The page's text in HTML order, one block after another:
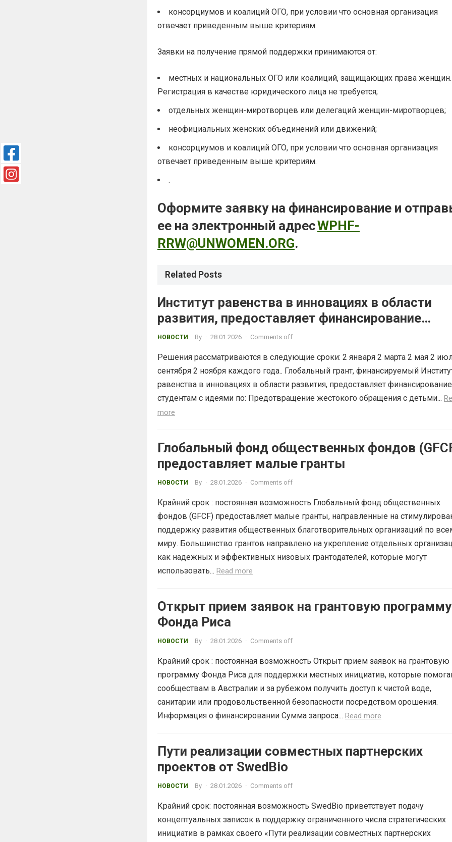
консорциумов и коалиций ОГО, при условии что основная организация
отвечает приведенным выше критериям.
Заявки на получение прямой поддержки принимаются от:
местных и национальных ОГО или коалиций, защищающих права женщин.
Регистрация в качестве юридического лица не требуется;
отдельных женщин-миротворцев или делегаций женщин-миротворцев;
неофициальных женских объединений или движений;
консорциумов и коалиций ОГО, при условии что основная организация
отвечает приведенным выше критериям.
.
Оформите заявку на финансирование и
ее на электронный адресWPHF-
RRW@UNWOMEN.ORG.
Related Posts
Институт равенства в инновациях в области
развития, предоставляет финансирование
студентам
НОВОСТИ By · 28.01.2026 · Comments off
Решения рассматриваются в следующие сроки: 2 января 2 марта 2 мая 2
сентября 2 ноября каждого года.. Глобальный грант, финансируемый
равенства в инновациях в области развития, предоставляет финансирование
студентам с идеями по: Предотвращение жестокого обращения с детьми...
more
Глобальный фонд общественных фондов
предоставляет малые гранты
НОВОСТИ By · 28.01.2026 · Comments off
Крайний срок : постоянная возможность Глобальный фонд общественных
фондов (GFCF) предоставляет малые гранты, направленные на
поддержку развития общественных благотворительных организаций по
миру. Большинство грантов направлено на укрепление отдельных
как надежных и эффективных низовых грантодателей, которые могут
использовать... Read more
Открыт прием заявок на грантовую программу
Фонда Риса
НОВОСТИ By · 28.01.2026 · Comments off
Крайний срок : постоянная возможность Открыт прием заявок на грантовую
программу Фонда Риса для поддержки местных инициатив, которые
сообществам в Австралии и за рубежом получить доступ к чистой воде,
санитарии или продовольственной безопасности посредством орошения.
Информация о финансировании Сумма запроса... Read more
Пути реализации совместных партнерских
проектов от SwedBio
НОВОСТИ By · 28.01.2026 · Comments off
Крайний срок: постоянная возможность SwedBio приветствует подачу
концептуальных записок в поддержку ограниченного числа стратегических
инициатив в рамках своего «Пути реализации совместных партнерских